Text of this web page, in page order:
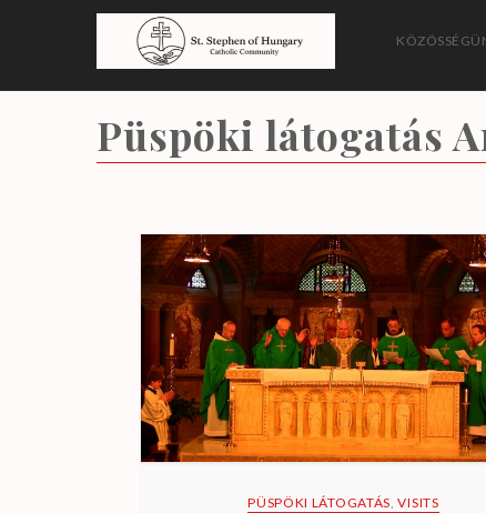
Magyarországi
Püspöki látogatás
PÜSPÖKI LÁTOGATÁS,VISITS